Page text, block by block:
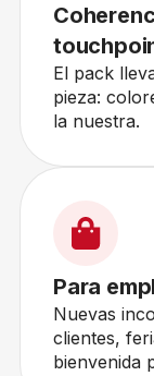
El pack
pieza:
la nuestra.
Para
Nuevas
clientes,
bienvenida